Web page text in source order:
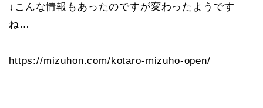
↓こんな情報もあったのですが変わったようです
ね…
https://mizuhon.com/kotaro-mizuho-open/